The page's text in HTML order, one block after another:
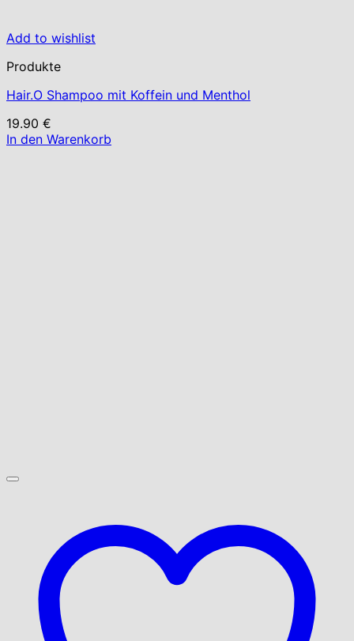
Add to wishlist
Produkte
Hair.O Shampoo mit Koffein und Menthol
19.90 €
In den Warenkorb